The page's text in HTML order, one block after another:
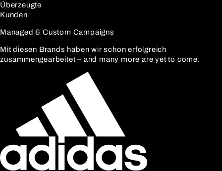
Überzeugte
Kunden
Managed & Custom Campaigns
Mit diesen Brands haben wir schon erfolgreich
zusammengearbeitet – and many more are yet to come.